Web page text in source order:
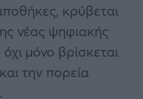
κρύβεται
νέας ψηφιακής
μόνο βρίσκεται
την πορεία